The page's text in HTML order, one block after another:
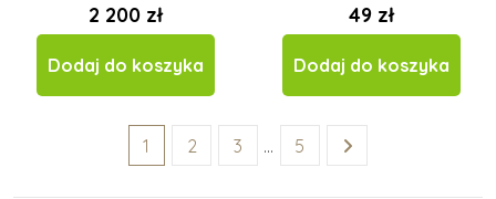
2 200 zł
Dodaj do koszyka
49 zł
Dodaj do koszyka
1 2 3 … 5